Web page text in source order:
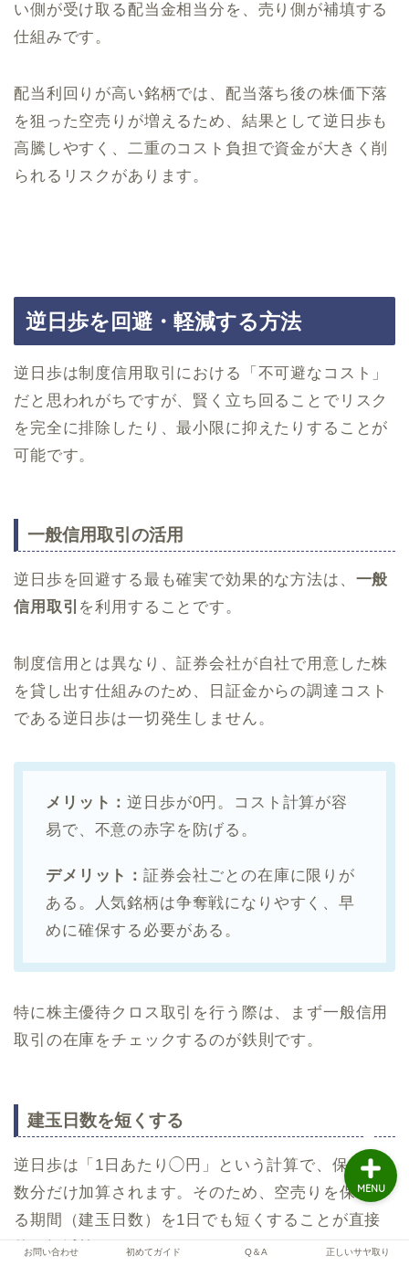
い側が受け取る配当金相当分を、売り側が補填する
仕組みです。
配当利回りが高い銘柄では、配当落ち後の株価下落
を狙った空売りが増えるため、結果として逆日歩も
高騰しやすく、二重のコスト負担で資金が大きく削
られるリスクがあります。
逆日歩を回避・軽減する方法
逆日歩は制度信用取引における「不可避なコスト」
だと思われがちですが、賢く立ち回ることでリスク
を完全に排除したり、最小限に抑えたりすることが
可能です。
一般信用取引の活用
逆日歩を回避する最も確実で効果的な方法は、 一般
信用取引 を利用することです。
制度信用とは異なり、証券会社が自社で用意した株
を貸し出す仕組みのため、日証金からの調達コスト
である逆日歩は一切発生しません。
メリット：逆日歩が0円。コスト計算が容
易で、不意の赤字を防げる。
デメリット：証券会社ごとの在庫に限りが
ある。人気銘柄は争奪戦になりやすく、早
めに確保する必要がある。
特に株主優待クロス取引を行う際は、まず一般信用
取引の在庫をチェックするのが鉄則です。
建玉日数を短くする
逆日歩は「1日あたり◯円」という計算で、保有日
数分だけ加算されます。そのため、空売りを保有す
る期間（建玉日数）を1日でも短くすることが直接
的な軽減策になります。
お問い合わせ 初めてガイド Q＆A 正しいサヤ取り
MENU
サヤ取り実践
トレード解説